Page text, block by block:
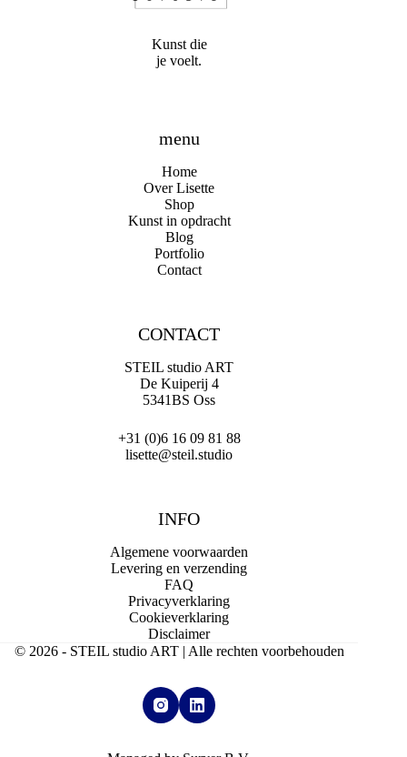
Kunst die
je voelt.
menu
Home
Over Lisette
Shop
Kunst in opdracht
Blog
Portfolio
Contact
CONTACT
STEIL studio ART
De Kuiperij 4
5341BS Oss
+31 (0)6 16 09 81 88
lisette@steil.studio
INFO
Algemene voorwaarden
Levering en verzending
FAQ
Privacyverklaring
Cookieverklaring
Disclaimer
© 2026 - STEIL studio ART | Alle rechten voorbehouden